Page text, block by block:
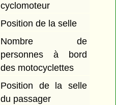
cyclomoteur
Position de la selle
Nombre de
personnes à bord
des motocyclettes
Position de la selle
du passager